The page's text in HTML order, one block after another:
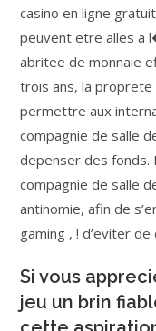
casino en ligne
peuvent etre alles a
abritee de monnaie
trois ans, la
permettre aux
compagnie de salle
depenser des
compagnie de salle
antinomie, afin de
gaming , ! d’eviter
Si vous
jeu un brin